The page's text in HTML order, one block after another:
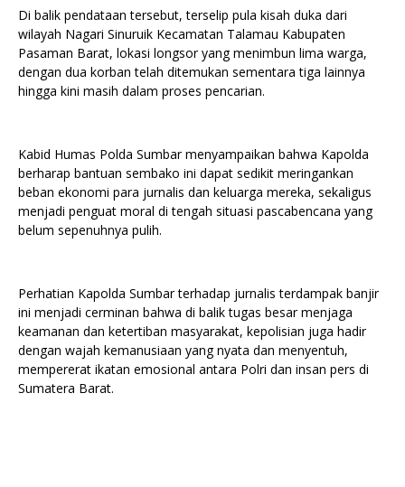
Di balik pendataan tersebut, terselip pula kisah duka dari
wilayah Nagari Sinuruik Kecamatan Talamau Kabupaten
Pasaman Barat, lokasi longsor yang menimbun lima warga,
dengan dua korban telah ditemukan sementara tiga lainnya
hingga kini masih dalam proses pencarian.
Kabid Humas Polda Sumbar menyampaikan bahwa Kapolda
berharap bantuan sembako ini dapat sedikit meringankan
beban ekonomi para jurnalis dan keluarga mereka, sekaligus
menjadi penguat moral di tengah situasi pascabencana yang
belum sepenuhnya pulih.
Perhatian Kapolda Sumbar terhadap jurnalis terdampak banjir
ini menjadi cerminan bahwa di balik tugas besar menjaga
keamanan dan ketertiban masyarakat, kepolisian juga hadir
dengan wajah kemanusiaan yang nyata dan menyentuh,
mempererat ikatan emosional antara Polri dan insan pers di
Sumatera Barat.